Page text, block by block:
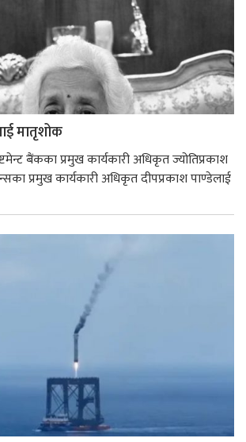
मातृशोक
बैंकका प्रमुख कार्यकारी अधिकृत ज्योतिप्रकाश
प्रमुख कार्यकारी अधिकृत दीपप्रकाश पाण्डेलाई